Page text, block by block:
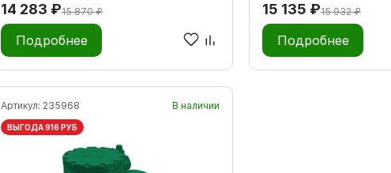
14 283 ₽15 870 ₽
Подробнее
15 135 ₽15 932 ₽
Подробнее
Артикул: 235968 В наличии
ВЫГОДА 916 РУБ